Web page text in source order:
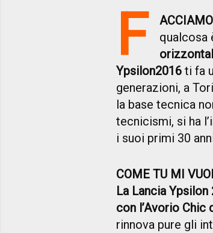
F
qualcosa
Ypsilon2016 ti fa
generazioni, a
la base tecnica
tecnicismi, si ha
i suoi primi 30
COME TU MI VUOI
La Lancia
con l’Avorio Chic
rinnova pure gli